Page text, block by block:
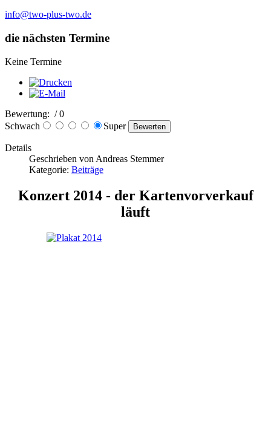
info@two-plus-two.de
die nächsten Termine
Keine Termine
Bewertung: / 0
Schwach
Super
Details
Geschrieben von Andreas Stemmer
Kategorie: Beiträge
Konzert 2014 - der Kartenvorverkauf
läuft